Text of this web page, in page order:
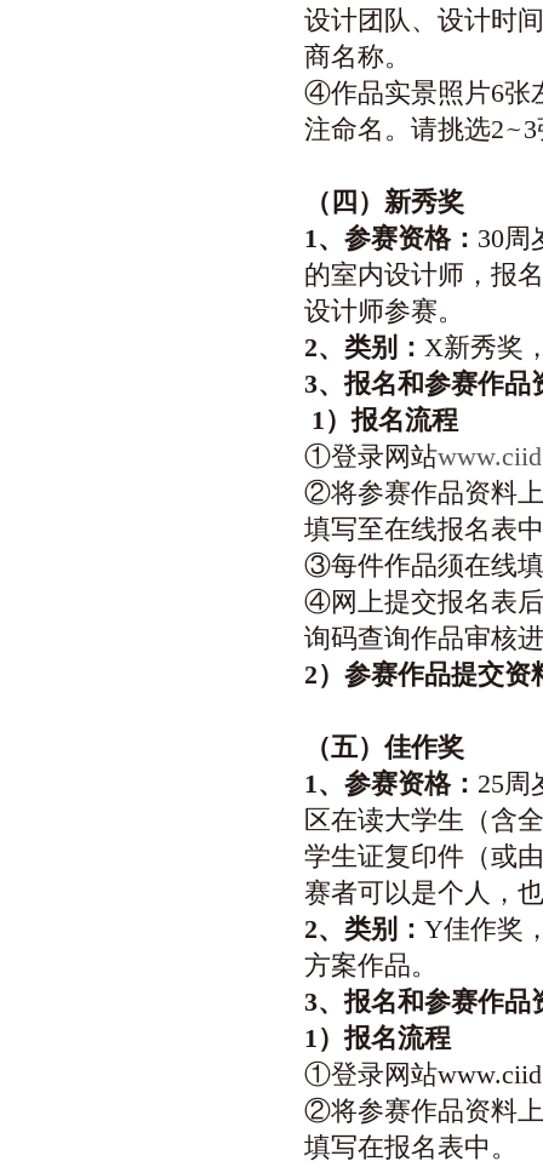
设计团队、设计时
商名称。
④作品实景照片6张
注命名。请挑选2~
（四）新秀奖
1、参赛资格： 30周
的室内设计师，报
设计师参赛。
2、类别： X新秀奖
3、报名和参赛作品
1）报名流程
①登录网站
②将参赛作品资料
填写至在线报名表
③每件作品须在线
④网上提交报名表
询码查询作品审核
2）参赛作品提交
（五）佳作奖
1、参赛资格： 25周
区在读大学生（含
学生证复印件（或
赛者可以是个人，
2、类别： Y佳作奖
方案作品。
3、报名和参赛作品
1）报名流程
①登录网站
②将参赛作品资料
填写在报名表中。